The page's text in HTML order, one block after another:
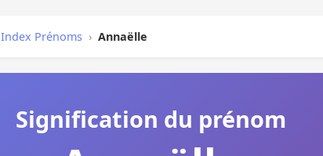
Index Prénoms › Annaëlle
Signification du prénom